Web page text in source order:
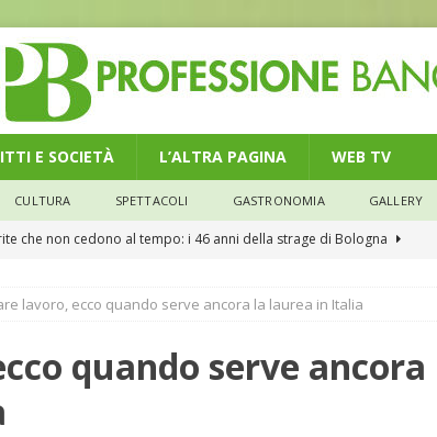
E SOCIETÀ L’ALTRA PAGINA WEB TV
CULTURA SPETTACOLI GASTRONOMIA GALLERY
che non cedono al tempo: i 46 anni della strage di Bologna
un modello di equilibrio nel credito. Debiti più leggeri e rate sotto
e il credito: più finanziamenti della media nazionale, ma rate e
lavoro, ecco quando serve ancora la laurea in Italia
quando serve ancora